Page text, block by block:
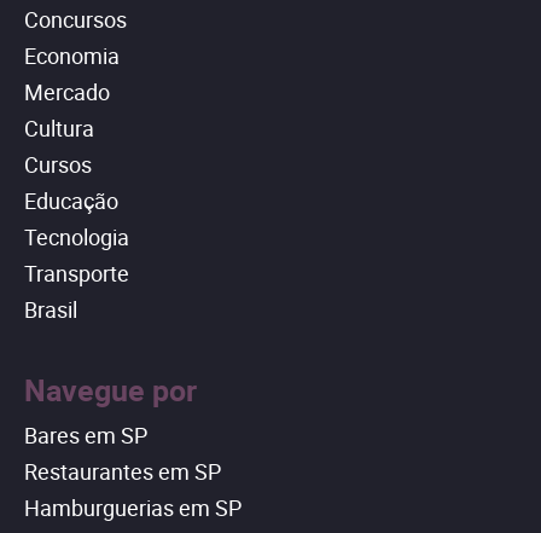
Concursos
Economia
Mercado
Cultura
Cursos
Educação
Tecnologia
Transporte
Brasil
Navegue por
Bares em SP
Restaurantes em SP
Hamburguerias em SP